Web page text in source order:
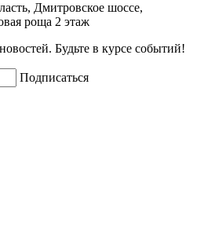
Дмитровское шоссе,
роща 2 этаж
Будьте в курсе событий!
Подписаться